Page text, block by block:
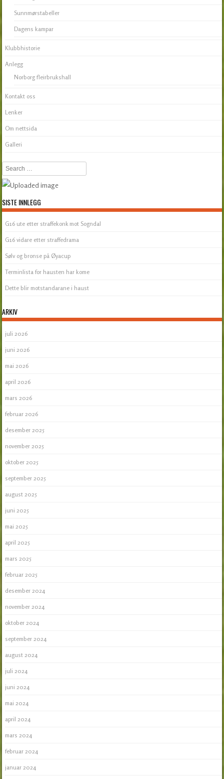
Sunnmørstabeller
Dagens kampar
Klubbhistorie
Anlegg
Norborg fleirbrukshall
Kontakt oss
Lenker
Om nettsida
Galleri
Search
SISTE INNLEGG
G16 ute etter straffekonk mot Sogndal
G16 vidare etter straffedrama
Sølv og bronse på Øyacup
Terminlista for hausten har kome
Dette blir motstandarane i haust
ARKIV
juli 2026
juni 2026
mai 2026
april 2026
mars 2026
februar 2026
desember 2025
november 2025
oktober 2025
september 2025
august 2025
juni 2025
mai 2025
april 2025
mars 2025
februar 2025
desember 2024
november 2024
oktober 2024
september 2024
august 2024
juli 2024
juni 2024
mai 2024
april 2024
mars 2024
februar 2024
januar 2024